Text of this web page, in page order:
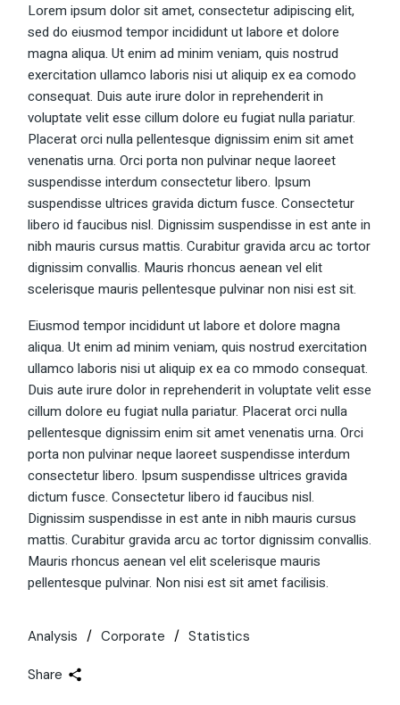
Lorem ipsum dolor sit amet, consectetur adipiscing elit,
sed do eiusmod tempor incididunt ut labore et dolore
magna aliqua. Ut enim ad minim veniam, quis nostrud
exercitation ullamco laboris nisi ut aliquip ex ea comodo
consequat. Duis aute irure dolor in reprehenderit in
voluptate velit esse cillum dolore eu fugiat nulla pariatur.
Placerat orci nulla pellentesque dignissim enim sit amet
venenatis urna. Orci porta non pulvinar neque laoreet
suspendisse interdum consectetur libero. Ipsum
suspendisse ultrices gravida dictum fusce. Consectetur
libero id faucibus nisl. Dignissim suspendisse in est ante in
nibh mauris cursus mattis. Curabitur gravida arcu ac tortor
dignissim convallis. Mauris rhoncus aenean vel elit
scelerisque mauris pellentesque pulvinar non nisi est sit.
Eiusmod tempor incididunt ut labore et dolore magna
aliqua. Ut enim ad minim veniam, quis nostrud exercitation
ullamco laboris nisi ut aliquip ex ea co mmodo consequat.
Duis aute irure dolor in reprehenderit in voluptate velit esse
cillum dolore eu fugiat nulla pariatur. Placerat orci nulla
pellentesque dignissim enim sit amet venenatis urna. Orci
porta non pulvinar neque laoreet suspendisse interdum
consectetur libero. Ipsum suspendisse ultrices gravida
dictum fusce. Consectetur libero id faucibus nisl.
Dignissim suspendisse in est ante in nibh mauris cursus
mattis. Curabitur gravida arcu ac tortor dignissim convallis.
Mauris rhoncus aenean vel elit scelerisque mauris
pellentesque pulvinar. Non nisi est sit amet facilisis.
Analysis Corporate Statistics
Share